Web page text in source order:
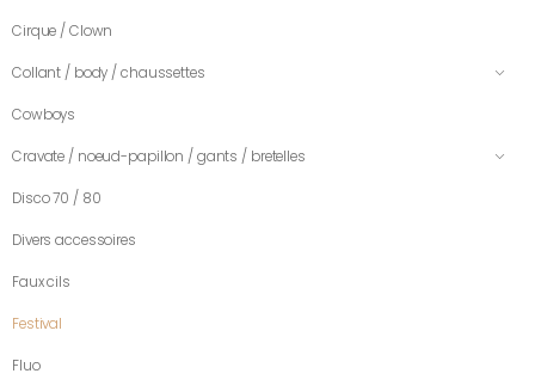
Cirque / Clown
Collant / body / chaussettes
Cowboys
Cravate / noeud-papillon / gants / bretelles
Disco 70 / 80
Divers accessoires
Faux cils
Festival
Fluo